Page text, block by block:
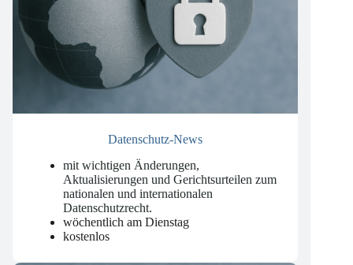
Datenschutz-News
mit wichtigen Änderungen,
Aktualisierungen und Gerichtsurteilen zum
nationalen und internationalen
Datenschutzrecht.
wöchentlich am Dienstag
kostenlos